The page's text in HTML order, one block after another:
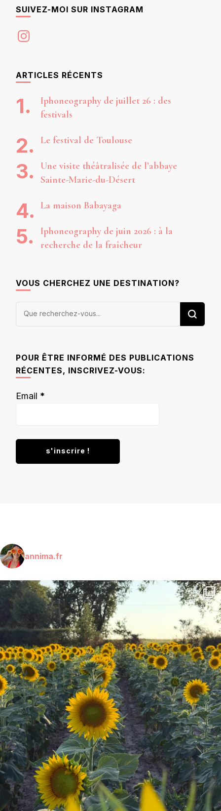
SUIVEZ-MOI SUR INSTAGRAM
Instagram
ARTICLES RÉCENTS
Iphoneography de juillet 26 : des
festivals
Le festival de Toulouse
Une visite théâtralisée de l’abbaye
Sainte-Marie-du-Désert
La maison Babayaga
Iphoneography de juin 2026 : à la
recherche de la fraîcheur
VOUS CHERCHEZ UNE DESTINATION?
Vous
POUR ÊTRE INFORMÉ DES PUBLICATIONS
RÉCENTES, INSCRIVEZ-VOUS:
Email *
annima.fr